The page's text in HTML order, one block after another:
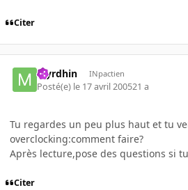
Citer
Myrdhin INpactien
Posté(e) le 17 avril 200521 a
Tu regardes un peu plus haut et tu
overclocking:comment faire?
Après lecture,pose des questions si
Citer